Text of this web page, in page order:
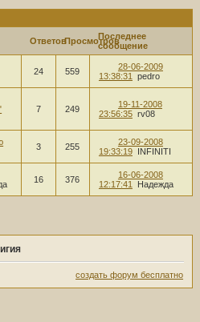
ОтветовПросмотровПоследнее
сообщение
24 559
28-06-2009
13:38:31
pedro
7 249
19-11-2008
23:56:35 rv08
3 255
23-09-2008
19:33:19 INFINITI
16 376
16-06-2008
12:17:41
Надежда
создать форум бесплатно